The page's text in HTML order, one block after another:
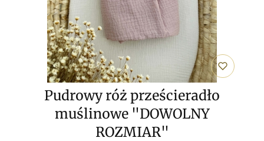
Pudrowy róż prześcieradło
muślinowe "DOWOLNY
ROZMIAR"